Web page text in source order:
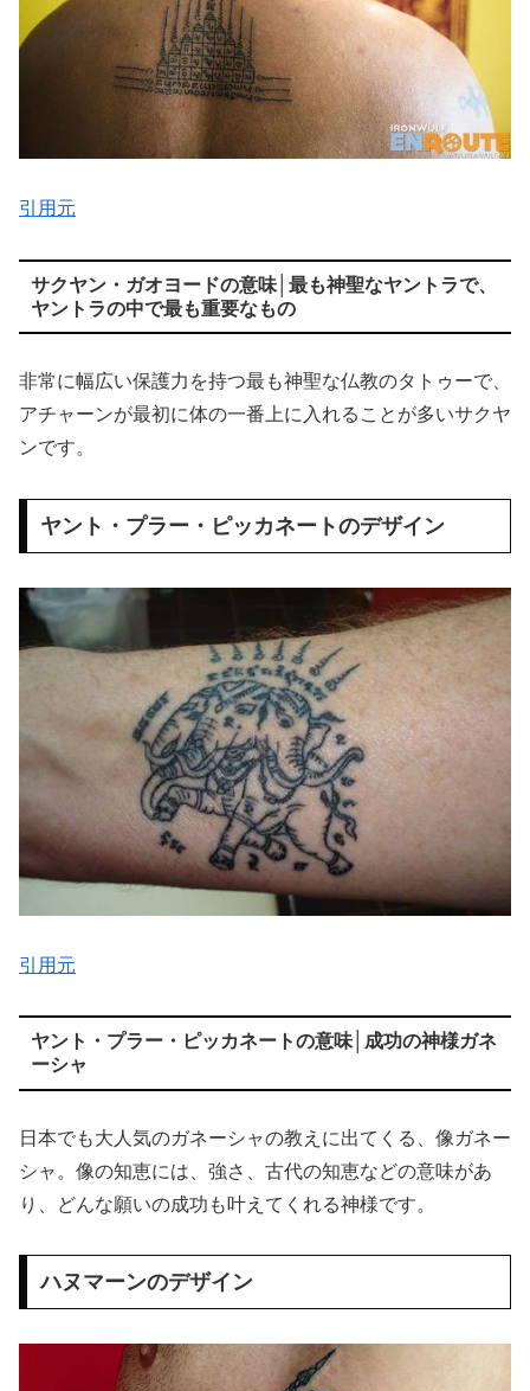
引用元
サクヤン・ガオヨードの意味│最も神聖なヤントラで、
ヤントラの中で最も重要なもの
非常に幅広い保護力を持つ最も神聖な仏教のタトゥーで、
アチャーンが最初に体の一番上に入れることが多いサクヤ
ンです。
ヤント・プラー・ピッカネートのデザイン
引用元
ヤント・プラー・ピッカネートの意味│成功の神様ガネ
ーシャ
日本でも大人気のガネーシャの教えに出てくる、像ガネー
シャ。像の知恵には、強さ、古代の知恵などの意味があ
り、どんな願いの成功も叶えてくれる神様です。
ハヌマーンのデザイン